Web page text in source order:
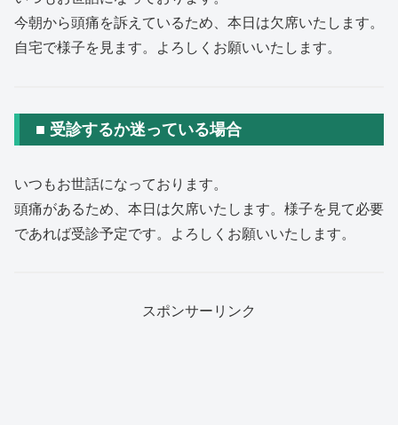
今朝から頭痛を訴えているため、本日は欠席いたします。
自宅で様子を見ます。よろしくお願いいたします。
■ 受診するか迷っている場合
いつもお世話になっております。
頭痛があるため、本日は欠席いたします。様子を見て必要
であれば受診予定です。よろしくお願いいたします。
スポンサーリンク